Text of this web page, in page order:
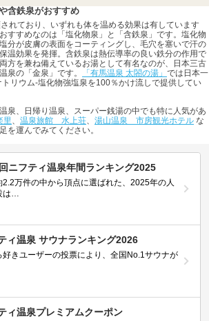
含鉄泉がおすすめ
れており、いずれも体を温める効果は有しています
すすめなのは「塩化物泉」と「含鉄泉」です。塩化物
分が皮膚の表面をコーティングし、毛穴を塞いで汗の
温効果を発揮。含鉄泉は熱伝導率の良い鉄分の作用で
方を兼ね備えているお湯として有名なのが、日本三古
泉の「金泉」です。
「有馬温泉 太閤の湯」 では日本一
リウム-塩化物強塩泉を100％かけ流しで提供してい
泉、日帰り温泉、スーパー銭湯の中でも特に人気があ
里、 温泉旅館 水上荘、 湯山温泉 市房観光ホテル な
を運んでみてください。
ニフティ温泉年間ランキング2025
2.2万件の中から頂点に選ばれた、2025年の人
は…
ィ温泉 サウナランキング2026
好きユーザーの投票により、全国No.1サウナが
ィ温泉プレミアムクーポン